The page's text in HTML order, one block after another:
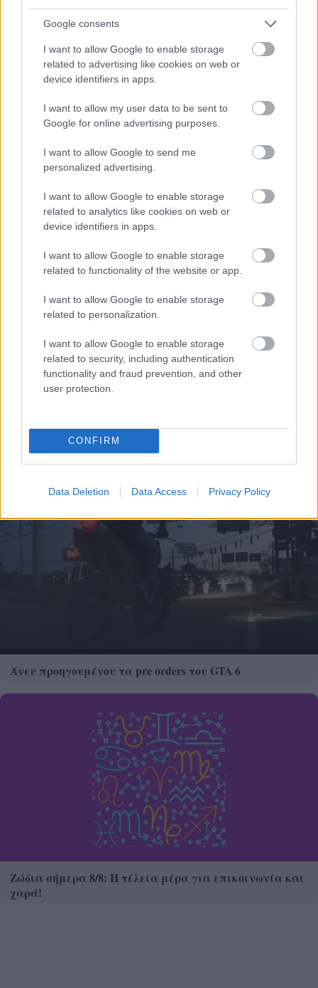
Google consents
I want to allow Google to enable storage
related to advertising like cookies on web or
device identifiers in apps.
I want to allow my user data to be sent to
Google for online advertising purposes.
I want to allow Google to send me
personalized advertising.
I want to allow Google to enable storage
related to analytics like cookies on web or
device identifiers in apps.
I want to allow Google to enable storage
related to functionality of the website or app.
I want to allow Google to enable storage
related to personalization.
I want to allow Google to enable storage
related to security, including authentication
functionality and fraud prevention, and other
user protection.
CONFIRM
Data Deletion Data Access Privacy Policy
Γιόρτασε το εκκλησάκι της Μεταμορφώσεως του
Γιατί δεν πρέπει να βάζεις ΠΟΤΕ μαχαίρι σε
καρπούζι αν δεν κάνεις πρώτα αυτή την κίνηση
Άνευ προηγουμένου τα pre orders του GTA 6
Ζώδια σήμερα 8/8: Η τέλεια μέρα για επικοινωνία και
χαρά!